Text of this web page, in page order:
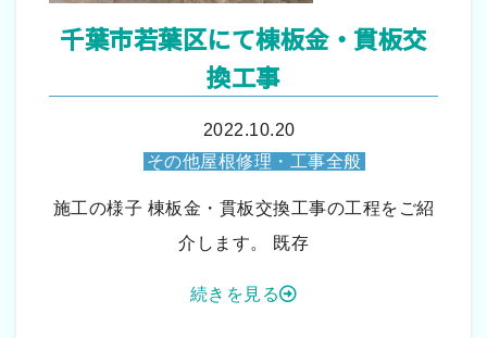
千葉市若葉区にて棟板金・貫板交
換工事
2022.10.20
その他屋根修理・工事全般
施工の様子 棟板金・貫板交換工事の工程をご紹
介します。 既存
続きを見る